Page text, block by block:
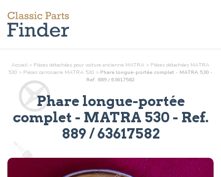
Accueil > Pièces détachées pour voiture ancienne MATRA > Pièces détachées MATRA
530 > Pièces carrosserie MATRA 530 > Phare longue-portée complet - MATRA 530 -
Ref. 889 / 63617582
Phare longue-portée
complet - MATRA 530 - Ref.
889 / 63617582